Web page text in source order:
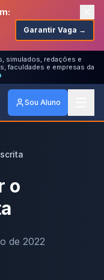
Garantir Vaga →
simulados, redações e
faculdades e empresas da
Sou Aluno
o
de 2022